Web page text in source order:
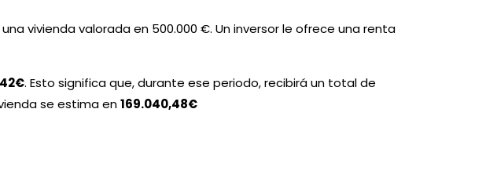
vivienda valorada en 500.000 €. Un inversor le ofrece una renta
. Esto significa que, durante ese periodo, recibirá un total de
se estima en169.040,48€